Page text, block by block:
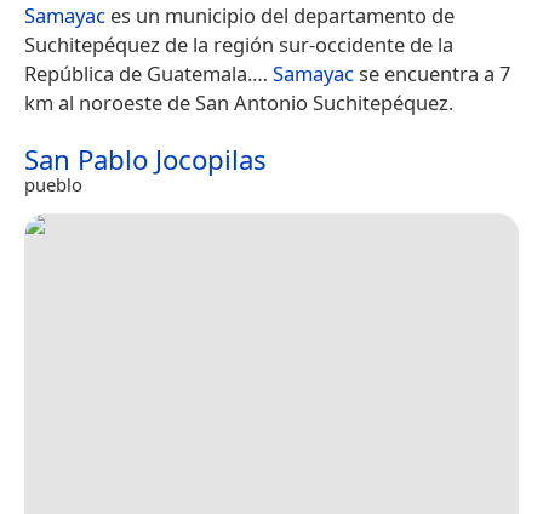
Samayac es un municipio del departamento de
Suchitepéquez de la región sur-occidente de la
República de Guatemala.​… Samayacse encuentra a 7
km al noroeste de San Antonio Suchitepéquez.
San Pablo Jocopilas
pueblo